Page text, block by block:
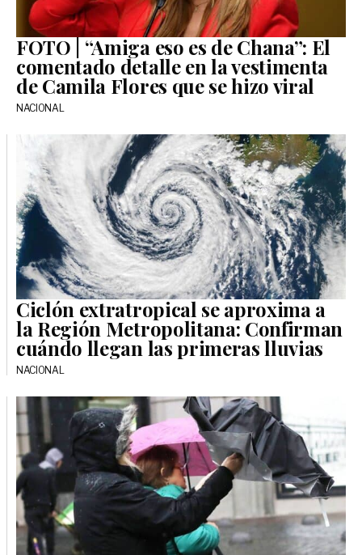
FOTO | “Amiga eso es de Chana”: El
comentado detalle en la vestimenta
de Camila Flores que se hizo viral
NACIONAL
Ciclón extratropical se aproxima a
la Región Metropolitana: Confirman
cuándo llegan las primeras lluvias
NACIONAL